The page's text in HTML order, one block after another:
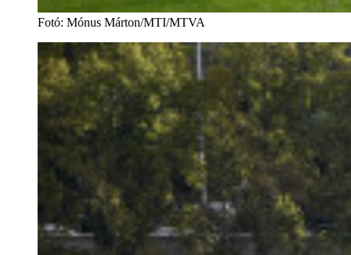
Fotó: Mónus Márton/MTI/MTVA